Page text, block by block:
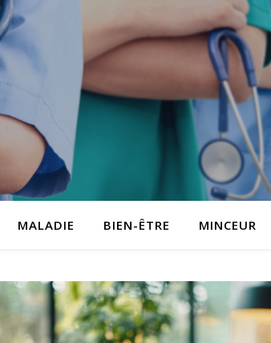
MALADIE BIEN-ÊTRE MINCEUR